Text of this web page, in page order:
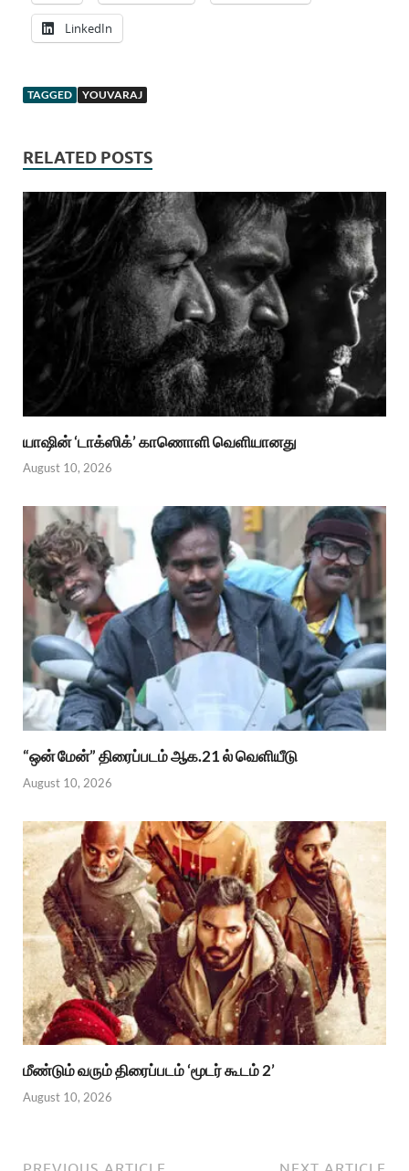
LinkedIn
TAGGED YOUVARAJ
RELATED POSTS
யாஷின் ‘டாக்ஸிக்’ காணொளி வெளியானது
August 10, 2026
“ஒன் மேன்” திரைப்படம் ஆக.21 ல் வெளியீடு
August 10, 2026
மீண்டும் வரும் திரைப்படம் ‘மூடர் கூடம் 2’
August 10, 2026